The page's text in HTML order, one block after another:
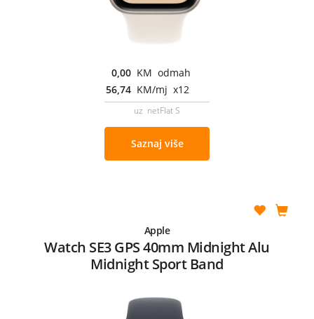
0,00 KM odmah
56,74 KM/mj x12
uz netFlat S
Saznaj više
Apple
Watch SE3 GPS 40mm Midnight Alu
Midnight Sport Band